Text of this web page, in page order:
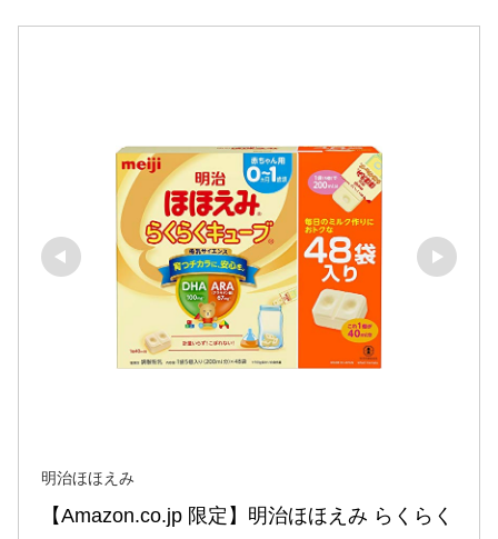
明治ほほえみ
【Amazon.co.jp 限定】明治ほほえみ らくらく